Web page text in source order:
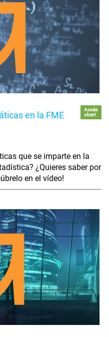
en la FME
Accés
obert
que se imparte en la
¿Quieres saber por
en el vídeo!